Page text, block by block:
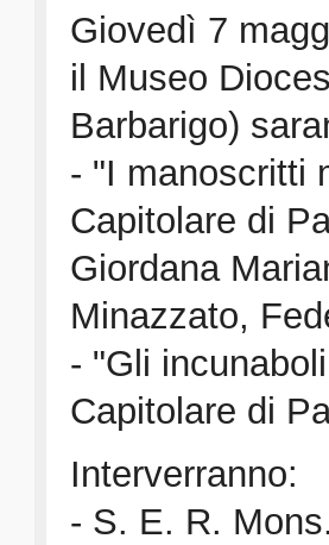
Giovedì 7
il Museo
Barbarigo)
- "I manoscritti
Capitolare di
Giordana
Minazzato,
- "Gli
Capitolare di
Interverranno:
- S. E. R.